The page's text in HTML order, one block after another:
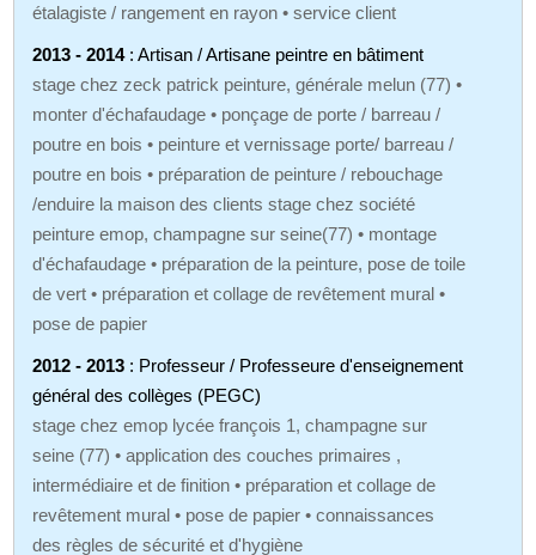
étalagiste / rangement en rayon • service client
2013 - 2014: Artisan / Artisane peintre en bâtiment
stage chez zeck patrick peinture, générale melun (77) •
monter d'échafaudage • ponçage de porte / barreau /
poutre en bois • peinture et vernissage porte/ barreau /
poutre en bois • préparation de peinture / rebouchage
/enduire la maison des clients stage chez société
peinture emop, champagne sur seine(77) • montage
d'échafaudage • préparation de la peinture, pose de toile
de vert • préparation et collage de revêtement mural •
pose de papier
2012 - 2013 : Professeur / Professeure d'enseignement
général des collèges (PEGC)
stage chez emop lycée françois 1, champagne sur
seine (77) • application des couches primaires ,
intermédiaire et de finition • préparation et collage de
revêtement mural • pose de papier • connaissances
des règles de sécurité et d'hygiène